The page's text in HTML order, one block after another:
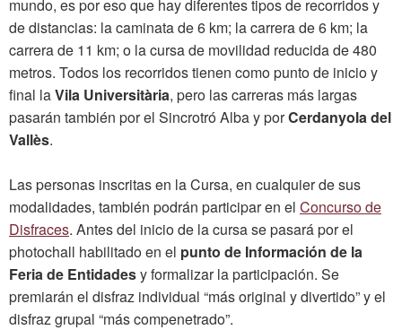
mundo, es por eso que hay diferentes tipos de recorridos y
de distancias: la caminata de 6 km; la carrera de 6 km; la
carrera de 11 km; o la cursa de movilidad reducida de 480
metros. Todos los recorridos tienen como punto de inicio y
final laVila Universitària, pero las carreras más largas
pasarán también por el Sincrotró Alba y porCerdanyola del
Vallès.
Las personas inscritas en la Cursa, en cualquier de sus
modalidades, también podrán participar en el Concurso de
Disfraces. Antes del inicio de la cursa se pasará por el
photochall habilitado en el punto de Información de la
Feria de Entidadesy formalizar la participación. Se
premiarán el disfraz individual “más original y divertido” y el
disfraz grupal “más compenetrado”.